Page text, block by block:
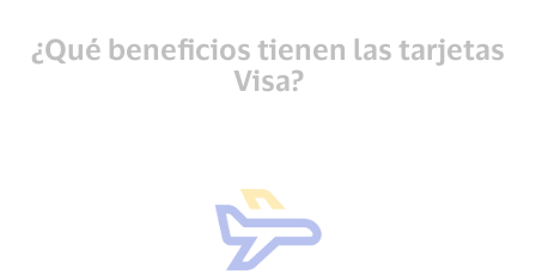
¿Qué beneficios tienen las tarjetas
Visa?